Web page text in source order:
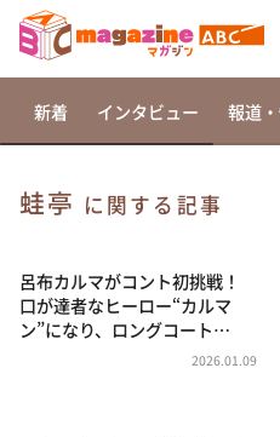
相席食堂
これ余談なんですけど・
～人生密着トークバラ
新着 インタビュー 報道
蛙亭 に関する記事
呂布カルマがコント初挑戦！
口が達者なヒーロー“カルマ
ン”になり、ロングコート…
2026.01.09